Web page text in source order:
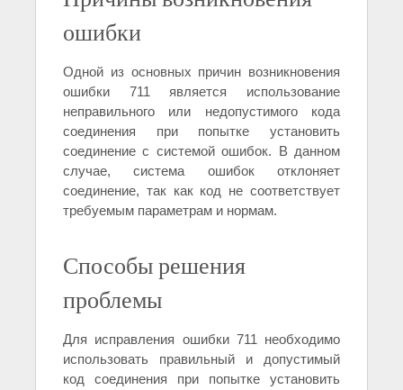
ошибки
Одной из основных причин возникновения
ошибки 711 является использование
неправильного или недопустимого кода
соединения при попытке установить
соединение с системой ошибок. В данном
случае, система ошибок отклоняет
соединение, так как код не соответствует
требуемым параметрам и нормам.
Способы решения
проблемы
Для исправления ошибки 711 необходимо
использовать правильный и допустимый
код соединения при попытке установить